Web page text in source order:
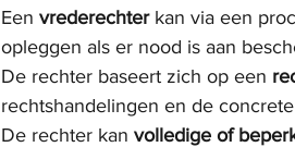
Een vrederechter kan via een
opleggen als er nood is aan
De rechter baseert zich op een
rechtshandelingen en de
De rechter kan volledige of